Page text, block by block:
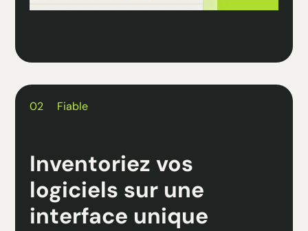
02 Fiable
Inventoriez vos
logiciels sur une
interface unique